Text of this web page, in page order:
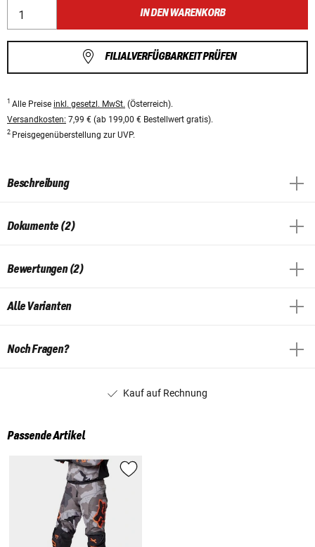
IN DEN WARENKORB
FILIALVERFÜGBARKEIT PRÜFEN
1 Alle Preise inkl. gesetzl. MwSt. (Österreich).
Versandkosten: 7,99 € (ab 199,00 € Bestellwert gratis).
2 Preisgegenüberstellung zur UVP.
Beschreibung
Dokumente (2)
Bewertungen (2)
Alle Varianten
Noch Fragen?
Kauf auf Rechnung
Passende Artikel